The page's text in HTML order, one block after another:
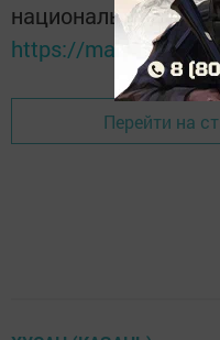
национальном
https://max.ru/
Перейти на